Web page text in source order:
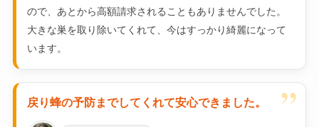
ので、あとから高額請求されることもありませんでした。
大きな巣を取り除いてくれて、今はすっかり綺麗になって
います。
”
戻り蜂の予防までしてくれて安心できました。